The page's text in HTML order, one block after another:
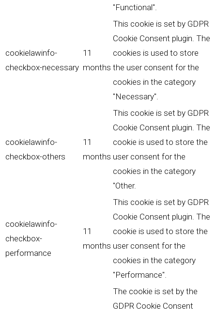
"Functional".
cookielawinfo-
checkbox-necessary
11
months
This cookie is set by GDPR
Cookie Consent plugin. The
cookies is used to store
the user consent for the
cookies in the category
"Necessary".
cookielawinfo-
checkbox-others
11
months
This cookie is set by GDPR
Cookie Consent plugin. The
cookie is used to store the
user consent for the
cookies in the category
"Other.
cookielawinfo-
checkbox-
performance
11
months
This cookie is set by GDPR
Cookie Consent plugin. The
cookie is used to store the
user consent for the
cookies in the category
"Performance".
The cookie is set by the
GDPR Cookie Consent